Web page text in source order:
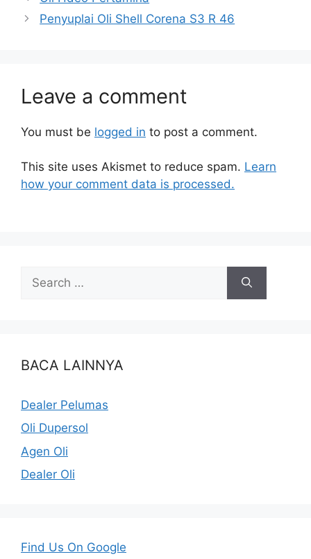
Penyuplai Oli Shell Corena S3 R 46
Leave a comment
You must be logged in to post a comment.
This site uses Akismet to reduce spam. Learn
how your comment data is processed.
BACA LAINNYA
Dealer Pelumas
Oli Dupersol
Agen Oli
Dealer Oli
Find Us On Google